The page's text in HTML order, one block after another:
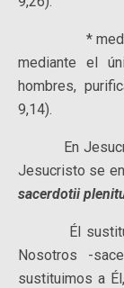
*
mediante el
hombres,
9,14).
En
Jesucristo se
sacerdotii
Él sustituye
Nosotros -
sustituimos a